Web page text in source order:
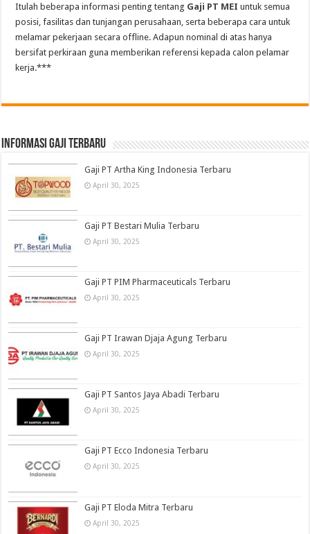
Itulah beberapa informasi penting tentang Gaji PT MEI untuk semua
posisi, fasilitas dan tunjangan perusahaan, serta beberapa cara untuk
melamar pekerjaan secara offline. Adapun nominal di atas hanya
bersifat perkiraan guna memberikan referensi kepada calon pelamar
kerja.***
informasi gaji terbaru
Gaji PT Artha King Indonesia Terbaru
April 30, 2025
Gaji PT Bestari Mulia Terbaru
April 30, 2025
Gaji PT PIM Pharmaceuticals Terbaru
April 30, 2025
Gaji PT Irawan Djaja Agung Terbaru
April 30, 2025
Gaji PT Santos Jaya Abadi Terbaru
April 30, 2025
Gaji PT Ecco Indonesia Terbaru
April 30, 2025
Gaji PT Eloda Mitra Terbaru
April 30, 2025